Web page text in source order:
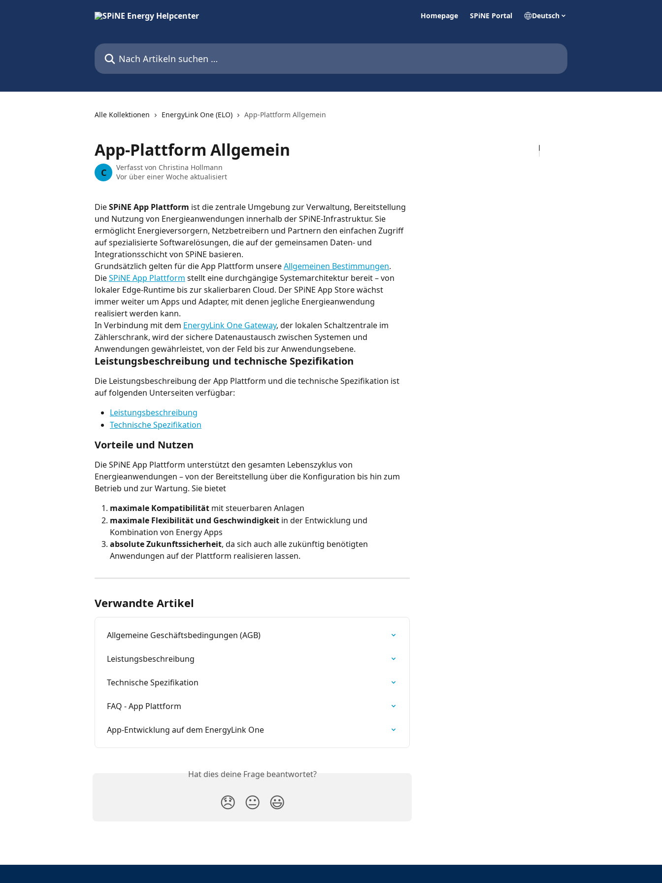
Homepage SPiNE Portal Deutsch
Nach Artikeln suchen …
Alle Kollektionen EnergyLink One (ELO) App-Plattform Allgemein
App-Plattform Allgemein
C Verfasst von Christina Hollmann
Vor über einer Woche aktualisiert
Die SPiNE App Plattform ist die zentrale Umgebung zur Verwaltung, Bereitstellung
und Nutzung von Energieanwendungen innerhalb der SPiNE-Infrastruktur. Sie
ermöglicht Energieversorgern, Netzbetreibern und Partnern den einfachen Zugriff
auf spezialisierte Softwarelösungen, die auf der gemeinsamen Daten- und
Integrationsschicht von SPiNE basieren.
Grundsätzlich gelten für die App Plattform unsere Allgemeinen Bestimmungen.
Die SPiNE App Plattform stellt eine durchgängige Systemarchitektur bereit – von
lokaler Edge-Runtime bis zur skalierbaren Cloud. Der SPiNE App Store wächst
immer weiter um Apps und Adapter, mit denen jegliche Energieanwendung
realisiert werden kann.
In Verbindung mit dem EnergyLink One Gateway, der lokalen Schaltzentrale im
Zählerschrank, wird der sichere Datenaustausch zwischen Systemen und
Anwendungen gewährleistet, von der Feld bis zur Anwendungsebene.
Leistungsbeschreibung und technische Spezifikation
Die Leistungsbeschreibung der App Plattform und die technische Spezifikation ist
auf folgenden Unterseiten verfügbar:
Leistungsbeschreibung
Technische Spezifikation
Vorteile und Nutzen
Die SPiNE App Plattform unterstützt den gesamten Lebenszyklus von
Energieanwendungen – von der Bereitstellung über die Konfiguration bis hin zum
Betrieb und zur Wartung. Sie bietet
maximale Kompatibilität mit steuerbaren Anlagen
maximale Flexibilität und Geschwindigkeit in der Entwicklung und
Kombination von Energy Apps
absolute Zukunftssicherheit, da sich auch alle zukünftig benötigten
Anwendungen auf der Plattform realisieren lassen.
Verwandte Artikel
Allgemeine Geschäftsbedingungen (AGB)
Leistungsbeschreibung
Technische Spezifikation
FAQ - App Plattform
App-Entwicklung auf dem EnergyLink One
Hat dies deine Frage beantwortet?
😞 😐 😃